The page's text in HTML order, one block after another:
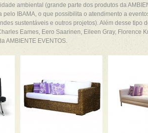
ambiental (grande parte dos produtos da
pelo IBAMA, o que possibilita o atendimento a
sustentáveis e outros projetos). Além desse
Eames, Eero Saarinen, Eileen Gray, Florence
AMBIENTE EVENTOS.